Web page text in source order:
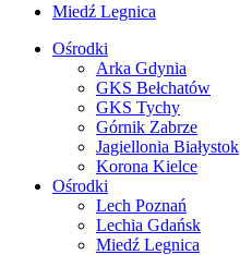
Miedź Legnica
Ośrodki
Arka Gdynia
GKS Bełchatów
GKS Tychy
Górnik Zabrze
Jagiellonia Białystok
Korona Kielce
Ośrodki
Lech Poznań
Lechia Gdańsk
Miedź Legnica